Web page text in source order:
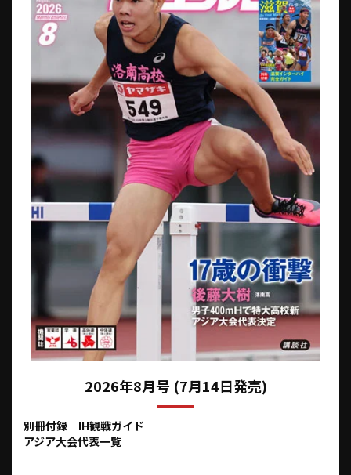
2026年8月号 (7月14日発売)
別冊付録 IH観戦ガイド
アジア大会代表一覧